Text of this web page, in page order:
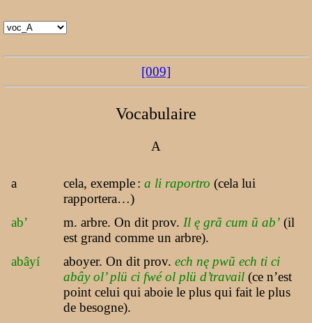
[009]
Vocabulaire
A
a cela, exemple: a li raportro (cela lui
rapportera…)
ab’
m. arbre. On dit prov. Il ę grã cum ũ ab’ (il
est grand comme un arbre).
abâyí
aboyer. On dit prov. ech nę pwũ ech ti ci
abây ol’ plü ci fwé ol plü d’travail (ce n’est
point celui qui aboie le plus qui fait le plus
de besogne).